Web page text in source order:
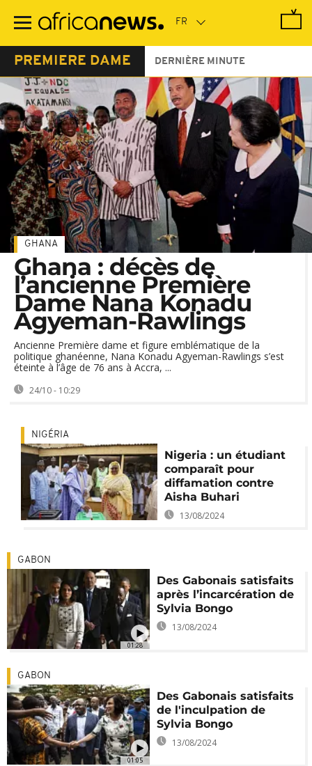
contenu
PREMIERE DAME DERNIÈRE MINUTE
GHANA
Ghana : décès de
l’ancienne Première
Dame Nana Konadu
Agyeman-Rawlings
Ancienne Première dame et figure emblématique de la
politique ghanéenne, Nana Konadu Agyeman-Rawlings s’est
éteinte à l’âge de 76 ans à Accra, ...
24/10 - 10:29
NIGÉRIA
Nigeria : un étudiant
comparaît pour
diffamation contre
Aisha Buhari
13/08/2024
01:28
GABON
Des Gabonais satisfaits
après l’incarcération de
Sylvia Bongo
13/08/2024
01:05
GABON
Des Gabonais satisfaits
de l'inculpation de
Sylvia Bongo
13/08/2024